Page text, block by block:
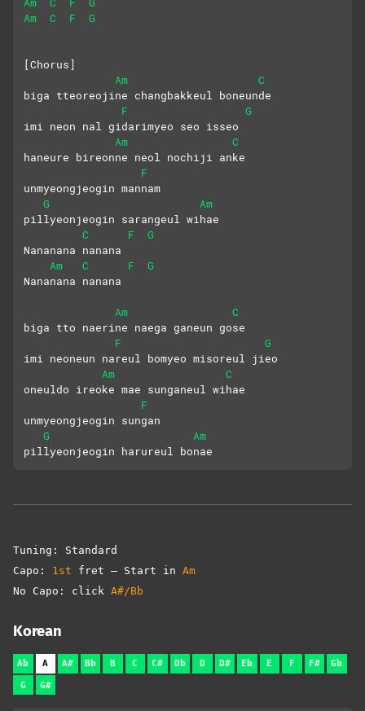
Am
C F G
[Chorus]
Am
C
biga tteoreojine changbakkeul boneunde
F
G
imi neon nal gidarimyeo seo isseo
Am
C
haneure bireonne neol nochiji anke
F
unmyeongjeogin mannam
G
Am
pillyeonjeogin sarangeul wihae
C
F
G
Nananana nanana
Am
C F
G
Nananana nanana
Am
C
biga tto naerine naega ganeun gose
F
G
imi neoneun nareul bomyeo misoreul jieo
Am
C
oneuldo ireoke mae sunganeul wihae
F
unmyeongjeogin sungan
G
Am
pillyeonjeogin harureul bonae
Tuning: Standard
Capo: 1st fret – Start in Am
No Capo: click A#/Bb
Korean
Ab A A# Bb B C C# Db D D# Eb E F F# Gb
G G#